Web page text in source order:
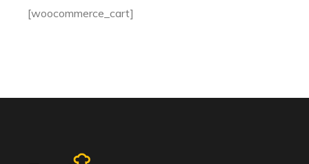
[woocommerce_cart]